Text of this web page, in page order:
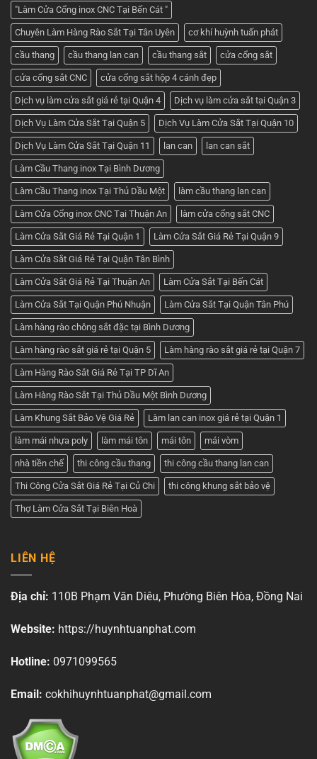
đẹp
nhất
hiện
nay
2
cánh
–
Nhận
báo
giá
tốt
nhất
Cơ
khí
Huỳnh
Tuấn
Phát
"Làm Cửa Cổng inox CNC Tại Bến Cát "
Chuyên Làm Hàng Rào Sắt Tại Tân Uyên cơ khí huỳnh tuấn phát
cầu thang cầu thang lan can cầu thang sắt cửa cổng sắt
cửa cổng sắt CNC cửa cổng sắt hộp 4 cánh đẹp
Dịch vụ làm cửa sắt giá rẻ tại Quận 4 Dịch vụ làm cửa sắt tại Quận 3
Dịch Vụ Làm Cửa Sắt Tại Quận 5 Dịch Vụ Làm Cửa Sắt Tại Quận 10
Dịch Vụ Làm Cửa Sắt Tại Quận 11 lan can lan can sắt
Làm Cầu Thang inox Tại Bình Dương
Làm Cầu Thang inox Tại Thủ Dầu Một làm cầu thang lan can
Làm Cửa Cổng inox CNC Tại Thuận An làm cửa cổng sắt CNC
Làm Cửa Sắt Giá Rẻ Tại Quận 1 Làm Cửa Sắt Giá Rẻ Tại Quận 9
Làm Cửa Sắt Giá Rẻ Tại Quận Tân Bình
Làm Cửa Sắt Giá Rẻ Tại Thuận An Làm Cửa Sắt Tại Bến Cát
Làm Cửa Sắt Tại Quận Phú Nhuận Làm Cửa Sắt Tại Quận Tân Phú
Làm hàng rào chông sắt đặc tại Bình Dương
Làm hàng rào sắt giá rẻ tại Quận 5 Làm hàng rào sắt giá rẻ tại Quận 7
Làm Hàng Rào Sắt Giá Rẻ Tại TP Dĩ An
Làm Hàng Rào Sắt Tại Thủ Dầu Một Bình Dương
Làm Khung Sắt Bảo Vệ Giá Rẻ Làm lan can inox giá rẻ tại Quận 1
làm mái nhựa poly làm mái tôn mái tôn mái vòm
nhà tiền chế thi công cầu thang thi công cầu thang lan can
Thi Công Cửa Sắt Giá Rẻ Tại Củ Chi thi công khung sắt bảo vệ
Thợ Làm Cửa Sắt Tại Biên Hoà
LIÊN HỆ
Địa chỉ: 110B Phạm Văn Diêu, Phường Biên Hòa, Đồng Nai
Website: https://huynhtuanphat.com
Hotline: 0971099565
Email: cokhihuynhtuanphat@gmail.com